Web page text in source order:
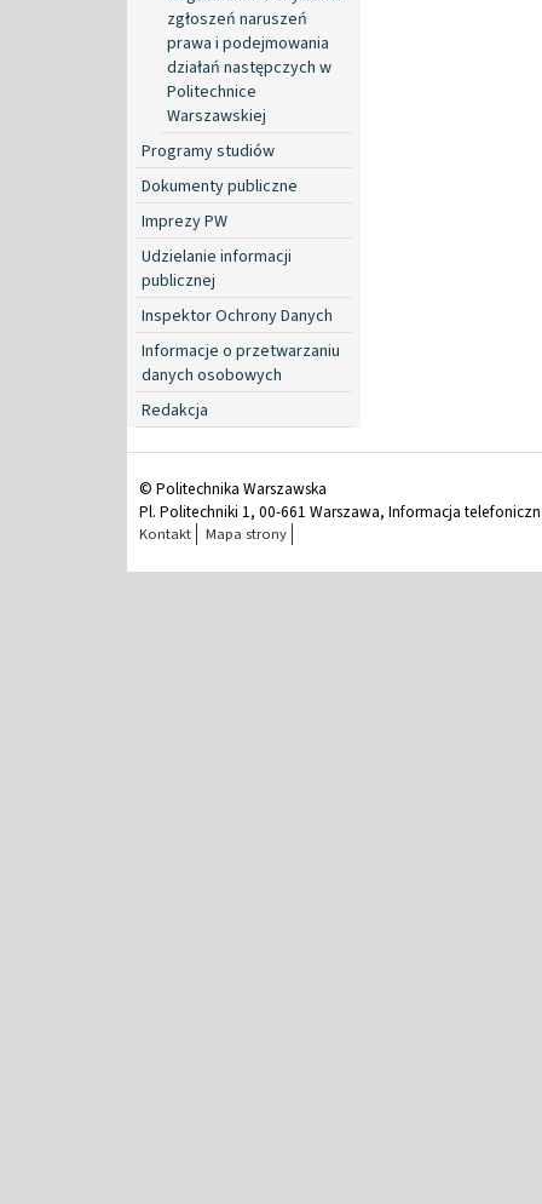
zgłoszeń naruszeń
prawa i podejmowania
działań następczych w
Politechnice
Warszawskiej
Programy studiów
Dokumenty publiczne
Imprezy PW
Udzielanie informacji
publicznej
Inspektor Ochrony Danych
Informacje o przetwarzaniu
danych osobowych
Redakcja
© Politechnika Warszawska
Pl. Politechniki 1, 00-661 Warszawa, Informacja
Kontakt Mapa strony